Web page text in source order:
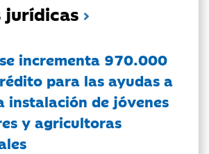
jurídicas
incrementa 970.000
para las ayudas a
instalación de jóvenes
y agricultoras